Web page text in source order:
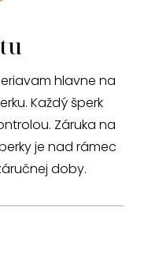
hlavne na
Každý šperk
Záruka na
je nad rámec
doby.